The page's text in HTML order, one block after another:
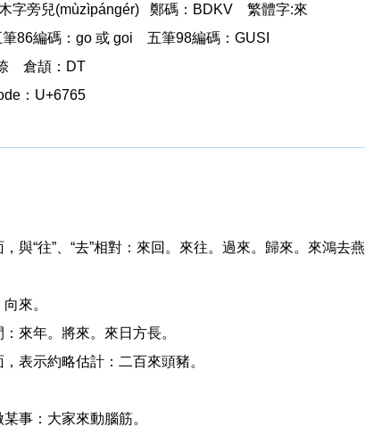
字旁兒(mùzìpángér) 鄭碼：BDKV來 繁體字:來
86編碼：go 或 goi
五筆98編碼：GUSI
來 倉頡：DT
：U+6765
與“往”、“去”相對：來回。來往。過來。歸來。來鴻去燕
來。
來年。將來。來日方長。
表示約略估計：二百來頭豬。
事：大家來動腦筋。